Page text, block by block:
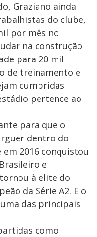
Graziano ainda
do clube,
por mês no
na construção
para 20 mil
de treinamento e
cumpridas
pertence ao
para que o
dentro do
2016 conquistou
e
à elite do
da Série A2. E o
das principais
como